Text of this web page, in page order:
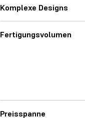
Komplexe Designs
Fertigungsvolumen
Preisspanne